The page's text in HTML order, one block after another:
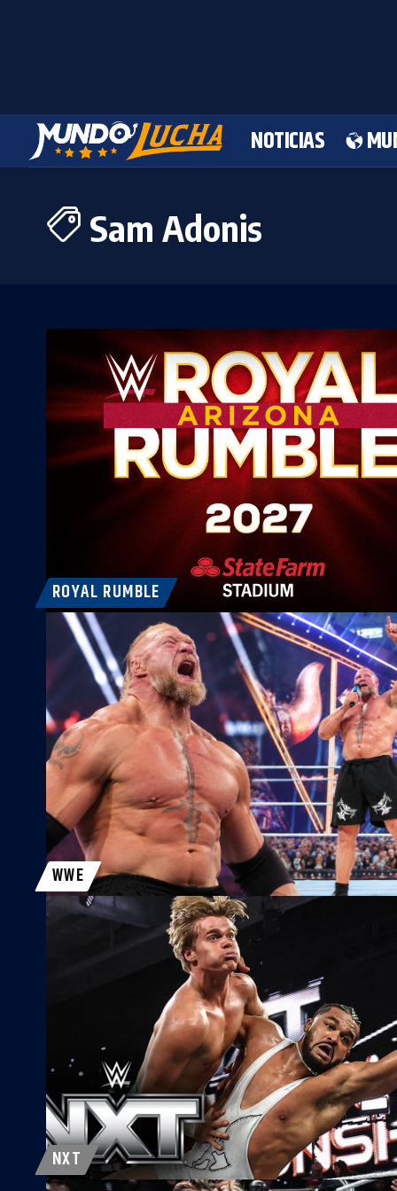
NOTICIAS
Sam Adonis
ROYAL RUMBLE
WWE
NXT